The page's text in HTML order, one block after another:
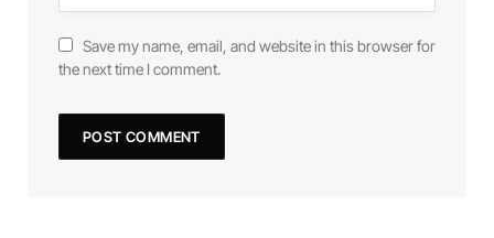
Save my name, email, and website in this browser for
the next time I comment.